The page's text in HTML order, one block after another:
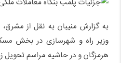
به گزارش منیبان به نقل از
وزیر راه و شهرسازی در بخش
هرمزگان و در حاشیه مراسم